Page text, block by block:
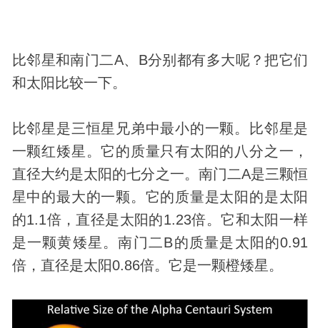
比邻星和南门二A、B分别都有多大呢？把它们
和太阳比较一下。
比邻星是三恒星兄弟中最小的一颗。比邻星是
一颗红矮星。它的质量只有太阳的八分之一，
直径大约是太阳的七分之一。南门二A是三颗恒
星中的最大的一颗。它的质量是太阳的是太阳
的1.1倍，直径是太阳的1.23倍。它和太阳一样
是一颗黄矮星。南门二B的质量是太阳的0.91
倍，直径是太阳0.86倍。它是一颗橙矮星。